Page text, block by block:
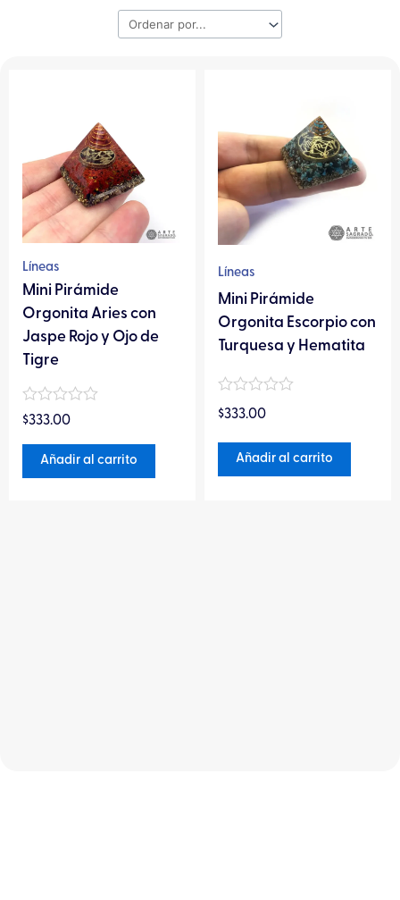
Líneas
Mini Pirámide
Orgonita Aries con
Jaspe Rojo y Ojo de
Tigre
$333.00
Añadir al carrito
Valorado
en
0
Líneas
Mini Pirámide
Orgonita Escorpio con
Turquesa y Hematita
$333.00
Añadir al carrito
Valorado
en